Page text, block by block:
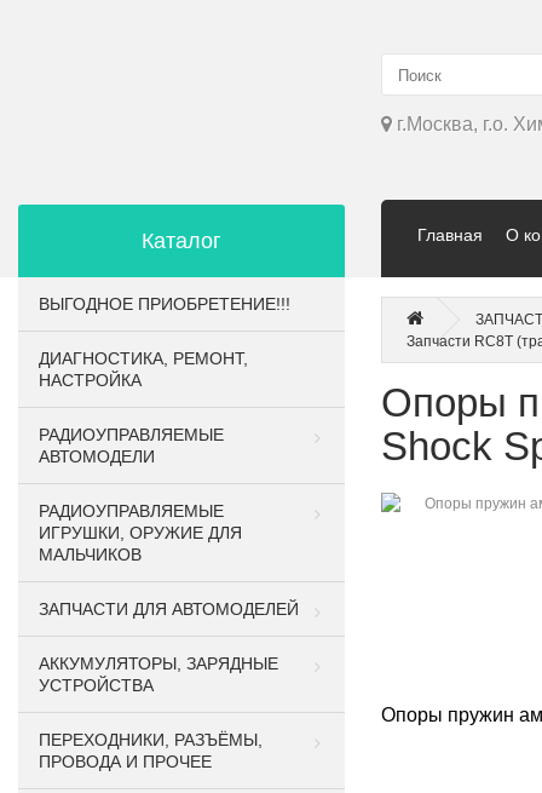
г.Москва, г.о.
Главная О
Каталог
ВЫГОДНОЕ ПРИОБРЕТЕНИЕ!!!
ДИАГНОСТИКА, РЕМОНТ,
НАСТРОЙКА
РАДИОУПРАВЛЯЕМЫЕ
АВТОМОДЕЛИ
РАДИОУПРАВЛЯЕМЫЕ
ИГРУШКИ, ОРУЖИЕ ДЛЯ
МАЛЬЧИКОВ
ЗАПЧАСТИ ДЛЯ АВТОМОДЕЛЕЙ
АККУМУЛЯТОРЫ, ЗАРЯДНЫЕ
УСТРОЙСТВА
ПЕРЕХОДНИКИ, РАЗЪЁМЫ,
ПРОВОДА И ПРОЧЕЕ
Запчасти RC8T
Опоры
Shock
Опоры пружин